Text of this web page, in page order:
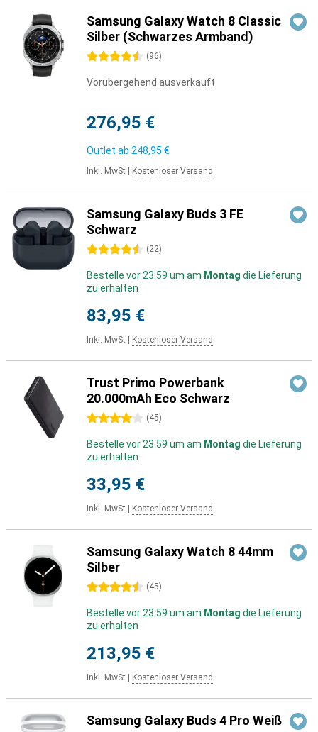
Samsung Galaxy Watch 8 Classic
Silber (Schwarzes Armband)
4.5 Sterne (96)
Vorübergehend ausverkauft
276,95 €
Outlet ab 248,95 €
Inkl. MwSt Kostenloser Versand
Samsung Galaxy Buds 3 FE
Schwarz
4.5 Sterne (22)
Bestelle vor 23:59 um am Montag die Lieferung
zu erhalten
83,95 €
Inkl. MwSt Kostenloser Versand
Trust Primo Powerbank
20.000mAh Eco Schwarz
4 Sterne (45)
Bestelle vor 23:59 um am Montag die Lieferung
zu erhalten
33,95 €
Inkl. MwSt Kostenloser Versand
Samsung Galaxy Watch 8 44mm
Silber
4.5 Sterne (45)
Bestelle vor 23:59 um am Montag die Lieferung
zu erhalten
213,95 €
Inkl. MwSt Kostenloser Versand
Samsung Galaxy Buds 4 Pro Weiß